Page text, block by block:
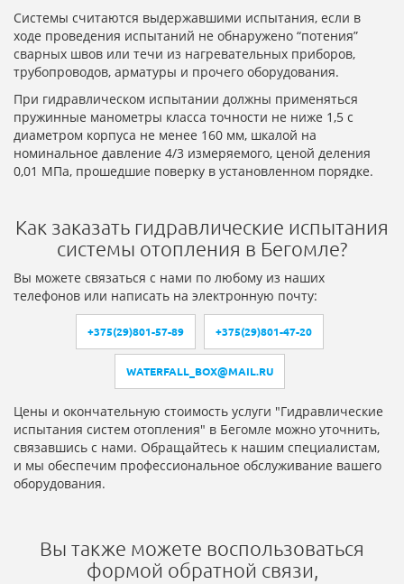
Системы считаются выдержавшими испытания, если в
ходе проведения испытаний не обнаружено “потения”
сварных швов или течи из нагревательных приборов,
трубопроводов, арматуры и прочего оборудования.
При гидравлическом испытании должны применяться
пружинные манометры класса точности не ниже 1,5 с
диаметром корпуса не менее 160 мм, шкалой на
номинальное давление 4/3 измеряемого, ценой деления
0,01 МПа, прошедшие поверку в установленном порядке.
Как заказать гидравлические испытания
системы отопления в Бегомле?
Вы можете связаться с нами по любому из наших
телефонов или написать на электронную почту:
+375(29)801-57-89 +375(29)801-47-20
WATERFALL_BOX@MAIL.RU
Цены и окончательную стоимость услуги "Гидравлические
испытания систем отопления" в Бегомле можно уточнить,
связавшись с нами. Обращайтесь к нашим специалистам,
и мы обеспечим профессиональное обслуживание вашего
оборудования.
Вы также можете воспользоваться
формой обратной связи,